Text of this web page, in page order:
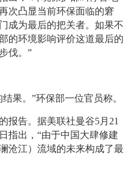
次凸显当前环保面临的窘
成为最后的把关者。如果不
的环境影响评价这道最后的
伐。”
。”环保部一位官员称。
告。据美联社曼谷5月21
指出，“由于中国大肆修建
沧江）流域的未来构成了最